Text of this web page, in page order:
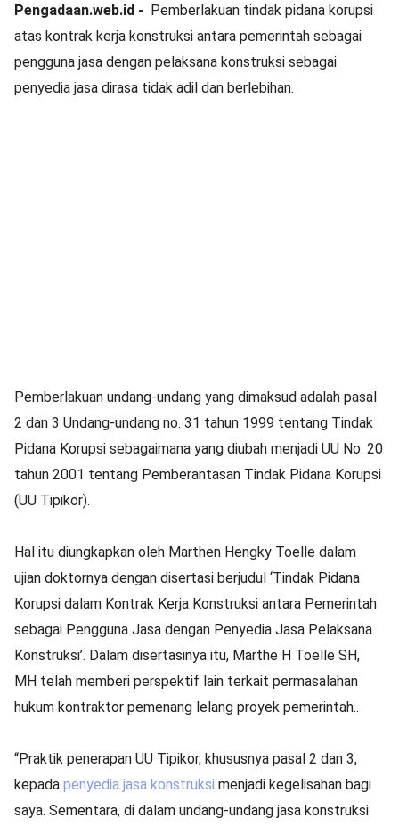
Pengadaan.web.id - Pemberlakuan tindak pidana korupsi
atas kontrak kerja konstruksi antara pemerintah sebagai
pengguna jasa dengan pelaksana konstruksi sebagai
penyedia jasa dirasa tidak adil dan berlebihan.
Pemberlakuan undang-undang yang dimaksud adalah pasal
2 dan 3 Undang-undang no. 31 tahun 1999 tentang Tindak
Pidana Korupsi sebagaimana yang diubah menjadi UU No. 20
tahun 2001 tentang Pemberantasan Tindak Pidana Korupsi
(UU Tipikor).
Hal itu diungkapkan oleh Marthen Hengky Toelle dalam
ujian doktornya dengan disertasi berjudul ‘Tindak Pidana
Korupsi dalam Kontrak Kerja Konstruksi antara Pemerintah
sebagai Pengguna Jasa dengan Penyedia Jasa Pelaksana
Konstruksi’. Dalam disertasinya itu, Marthe H Toelle SH,
MH telah memberi perspektif lain terkait permasalahan
hukum kontraktor pemenang lelang proyek pemerintah..
“Praktik penerapan UU Tipikor, khususnya pasal 2 dan 3,
kepada penyedia jasa konstruksi menjadi kegelisahan bagi
saya. Sementara, di dalam undang-undang jasa konstruksi